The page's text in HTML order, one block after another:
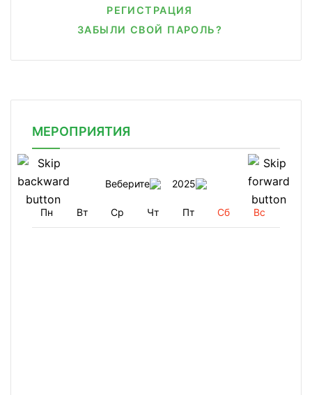
РЕГИСТРАЦИЯ
ЗАБЫЛИ СВОЙ ПАРОЛЬ?
МЕРОПРИЯТИЯ
Веберите 2025
Пн Вт Ср Чт Пт Сб Вс